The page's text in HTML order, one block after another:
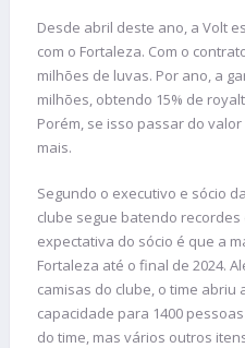
Desde abril deste ano, a Volt
com o Fortaleza. Com o
milhões de luvas. Por ano, a
milhões, obtendo 15% de
Porém, se isso passar do
mais.
Segundo o executivo e sócio
clube segue batendo
expectativa do sócio é que a
Fortaleza até o final de 2024.
camisas do clube, o time abriu
capacidade para 1400
do time, mas vários outros